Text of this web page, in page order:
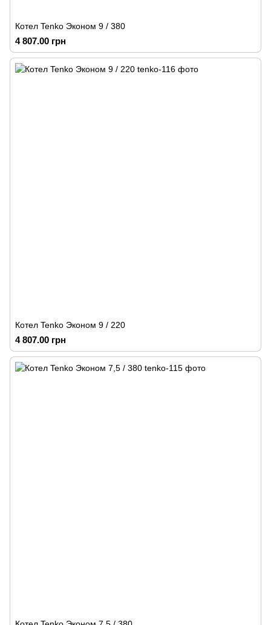
Котел Tenko Эконом 9 / 380
4 807.00 грн
Котел Tenko Эконом 9 / 220
4 807.00 грн